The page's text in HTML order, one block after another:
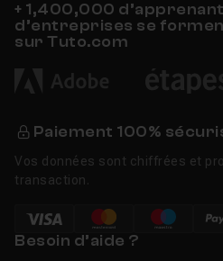
+ 1,400,000
d’entreprises se
sur Tuto.com
Paiement 100%
Vos données sont chiffrées et
transaction.
Besoin d’aide ?